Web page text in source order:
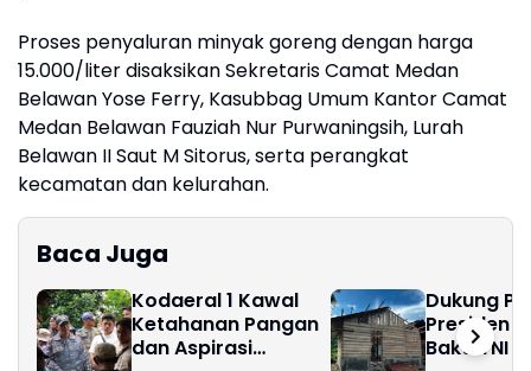
Proses penyaluran minyak goreng dengan harga
15.000/liter disaksikan Sekretaris Camat Medan
Belawan Yose Ferry, Kasubbag Umum Kantor Camat
Medan Belawan Fauziah Nur Purwaningsih, Lurah
Belawan II Saut M Sitorus, serta perangkat
kecamatan dan kelurahan.
Baca Juga
Kodaeral 1 Kawal
Ketahanan Pangan
dan Aspirasi
Dukung
Presiden
Bakti TNI